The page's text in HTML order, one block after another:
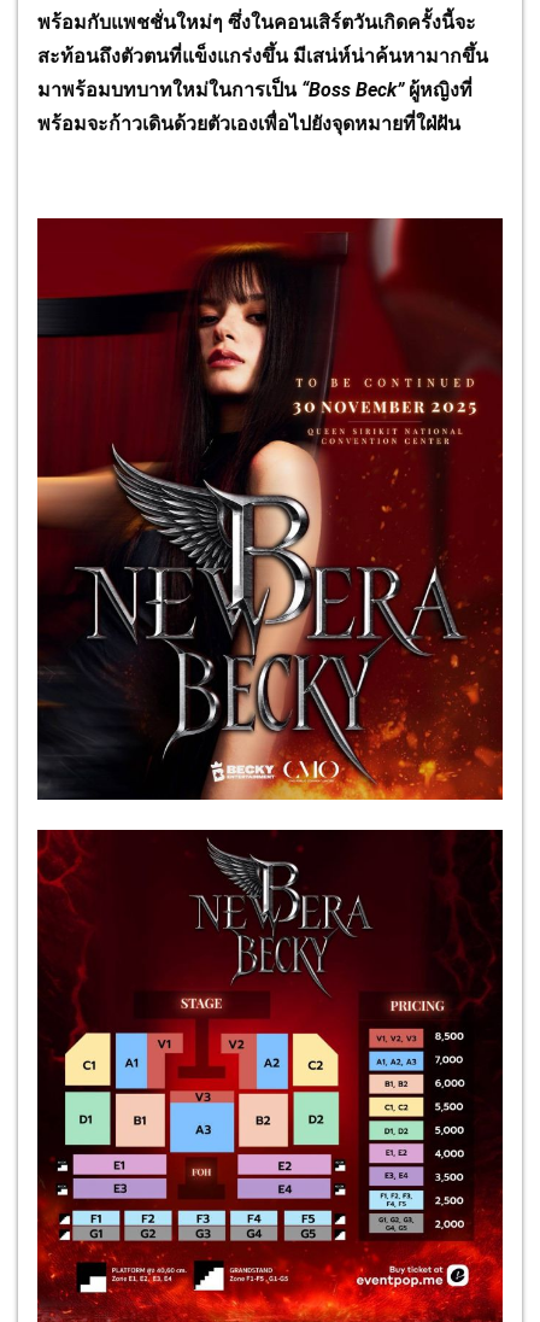
พร้อมกับแพชชั่นใหม่ๆ ซึ่งในคอนเสิร์ตวันเกิดครั้งนี้จะ
สะท้อนถึงตัวตนที่แข็งแกร่งขึ้น มีเสน่ห์น่าค้นหามากขึ้น
มาพร้อมบทบาทใหม่ในการเป็น “Boss Beck”ผู้หญิงที่
พร้อมจะก้าวเดินด้วยตัวเองเพื่อไปยังจุดหมายที่ใฝ่ฝัน